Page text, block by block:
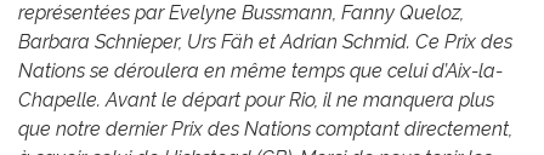
représentées par Evelyne Bussmann, Fanny Queloz,
Barbara Schnieper, Urs Fäh et Adrian Schmid. Ce Prix des
Nations se déroulera en même temps que celui d’Aix-la-
Chapelle. Avant le départ pour Rio, il ne manquera plus
que notre dernier Prix des Nations comptant directement,